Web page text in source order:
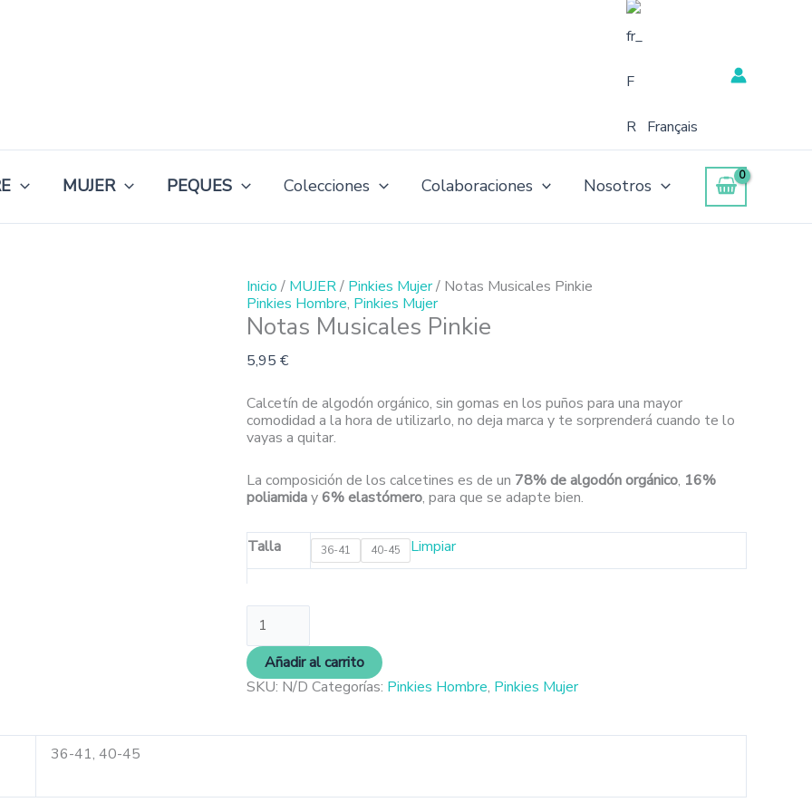
Français
MUJER PEQUES Colecciones Colaboraciones Nosotros
Inicio / MUJER/ Pinkies Mujer/ Notas Musicales Pinkie
Pinkies Hombre, Pinkies Mujer
Notas Musicales Pinkie
5,95 €
Calcetín de algodón orgánico, sin gomas en los puños para una mayor
comodidad a la hora de utilizarlo, no deja marca y te sorprenderá cuando te lo
vayas a quitar.
La composición de los calcetines es de un 78% de algodón orgánico, 16%
poliamiday6% elastómero, para que se adapte bien.
Talla 36-41 40-45 Limpiar
Añadir al carrito
SKU: N/D Categorías: Pinkies Hombre, Pinkies Mujer
36-41, 40-45